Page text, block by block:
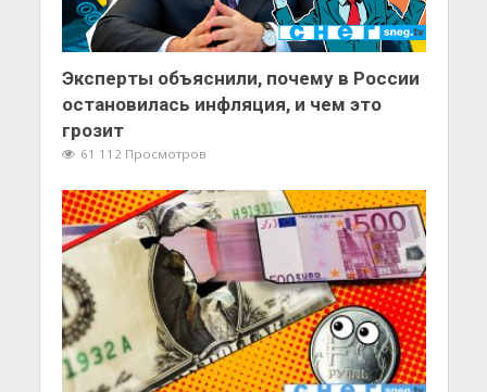
Эксперты объяснили, почему в России
остановилась инфляция, и чем это
грозит
61 112 Просмотров